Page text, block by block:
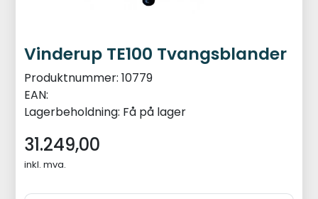
Vinderup TE100 Tvangsblander
Produktnummer: 10779
EAN:
Lagerbeholdning: Få på lager
31.249,00
inkl. mva.